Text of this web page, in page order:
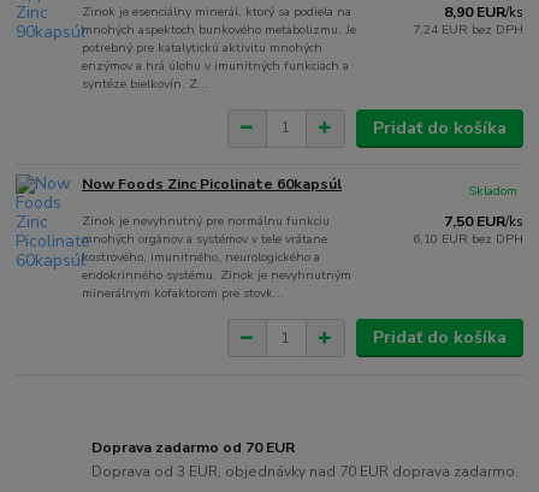
Zinok je esenciálny minerál, ktorý sa podiela na
mnohých aspektoch bunkového metabolizmu. Je
potrebný pre katalytickú aktivitu mnohých
enzýmov a hrá úlohu v imunitných funkciách a
syntéze bielkovín. Z...
8,90 EUR/ks
7,24 EUR bez DPH
Pridať do košíka
Now Foods Zinc Picolinate 60kapsúl
Zinok je nevyhnutný pre normálnu funkciu
mnohých orgánov a systémov v tele vrátane
kostrového, imunitného, ​​neurologického a
endokrinného systému. Zinok je nevyhnutným
minerálnym kofaktorom pre stovk...
7,50 EUR/ks
6,10 EUR bez DPH
Skladom
Pridať do košíka
Doprava zadarmo od 70 EUR
Doprava od 3 EUR, objednávky nad 70 EUR doprava zadarmo.